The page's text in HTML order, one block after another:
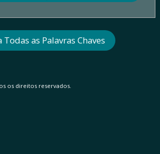
Todas as Palavras Chaves
os direitos reservados.